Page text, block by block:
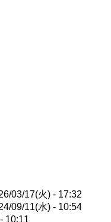
03/17(火) - 17:32
09/11(水) - 10:54
10:11